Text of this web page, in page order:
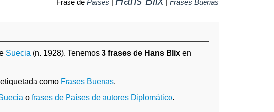
Frase de Países | | Frases Buenas
Suecia (n. 1928). Tenemos 3 frases de Hans Blix en
como Frases Buenas.
o frases de Países de autores Diplomático.